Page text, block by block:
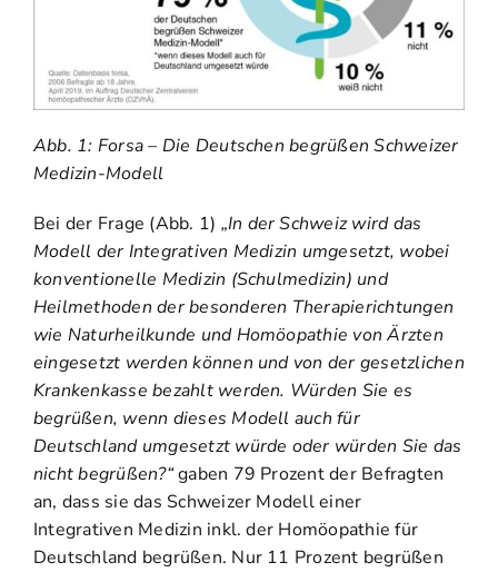
Abb. 1: Forsa – Die Deutschen begrüßen Schweizer
Medizin-Modell
Bei der Frage (Abb. 1) „In der Schweiz wird das
Modell der Integrativen Medizin umgesetzt, wobei
konventionelle Medizin (Schulmedizin) und
Heilmethoden der besonderen Therapierichtungen
wie Naturheilkunde und Homöopathie von Ärzten
eingesetzt werden können und von der gesetzlichen
Krankenkasse bezahlt werden. Würden Sie es
begrüßen, wenn dieses Modell auch für
Deutschland umgesetzt würde oder würden Sie das
nicht begrüßen?“gaben 79 Prozent der Befragten
an, dass sie das Schweizer Modell einer
Integrativen Medizin inkl. der Homöopathie für
Deutschland begrüßen. Nur 11 Prozent begrüßen